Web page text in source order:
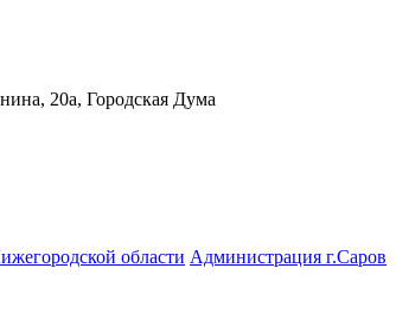
20а, Городская Дума
области Администрация г.Саров